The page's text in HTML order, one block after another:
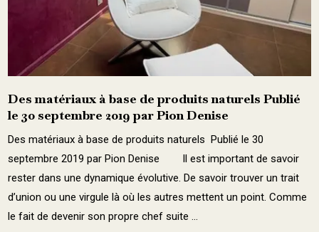
Des matériaux à base de produits naturels Publié
le 30 septembre 2019 par Pion Denise
Des matériaux à base de produits naturels Publié le 30
septembre 2019 par Pion Denise Il est important de savoir
rester dans une dynamique évolutive. De savoir trouver un trait
d’union ou une virgule là où les autres mettent un point. Comme
le fait de devenir son propre chef suite ...